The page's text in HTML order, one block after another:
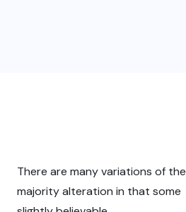
There are many variations of the
majority alteration in that some